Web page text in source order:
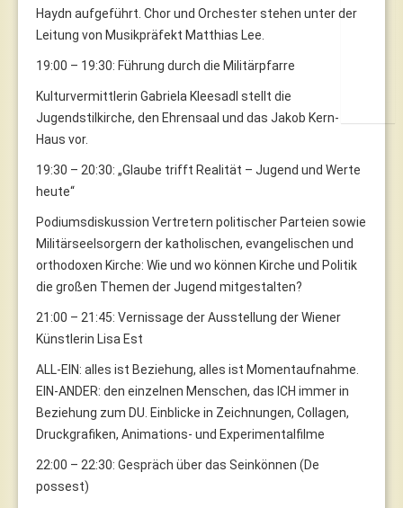
Haydn aufgeführt. Chor und Orchester stehen unter der
Leitung von Musikpräfekt Matthias Lee.
19:00 – 19:30: Führung durch die Militärpfarre
Kulturvermittlerin Gabriela Kleesadl stellt die
Jugendstilkirche, den Ehrensaal und das Jakob Kern-
Haus vor.
19:30 – 20:30: „Glaube trifft Realität – Jugend und Werte
heute“
Podiumsdiskussion Vertretern politischer Parteien sowie
Militärseelsorgern der katholischen, evangelischen und
orthodoxen Kirche: Wie und wo können Kirche und Politik
die großen Themen der Jugend mitgestalten?
21:00 – 21:45: Vernissage der Ausstellung der Wiener
Künstlerin Lisa Est
ALL-EIN: alles ist Beziehung, alles ist Momentaufnahme.
EIN-ANDER: den einzelnen Menschen, das ICH immer in
Beziehung zum DU. Einblicke in Zeichnungen, Collagen,
Druckgrafiken, Animations- und Experimentalfilme
22:00 – 22:30: Gespräch über das Seinkönnen (De
possest)